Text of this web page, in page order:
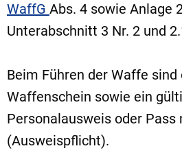
WaffG Abs. 4 sowie Anlage
Unterabschnitt 3 Nr. 2 und
Beim Führen der Waffe sind
Waffenschein sowie ein
Personalausweis oder
(Ausweispflicht).